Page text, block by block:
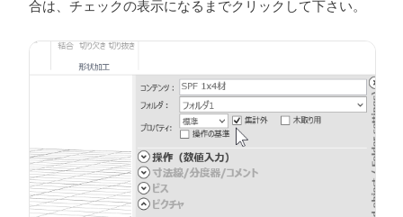
合は、チェックの表示になるまでクリックして下さい。